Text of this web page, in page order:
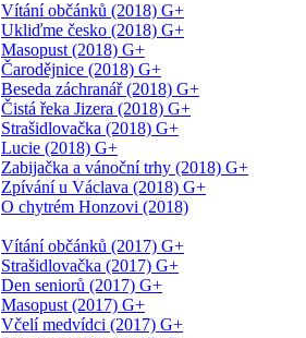
Vítání občánků (2018) G+
Ukliďme česko (2018) G+
Masopust (2018) G+
Čarodějnice (2018) G+
Beseda záchranář (2018) G+
Čistá řeka Jizera (2018) G+
Strašidlovačka (2018) G+
Lucie (2018) G+
Zabijačka a vánoční trhy (2018) G+
Zpívání u Václava (2018) G+
O chytrém Honzovi (2018)
Vítání občánků (2017) G+
Strašidlovačka (2017) G+
Den seniorů (2017) G+
Masopust (2017) G+
Včelí medvídci (2017) G+